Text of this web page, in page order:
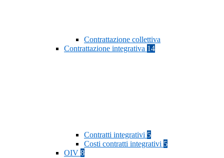
Contrattazione collettiva
Contrattazione integrativa 14
Contratti integrativi 5
Costi contratti integrativi 5
OIV 8